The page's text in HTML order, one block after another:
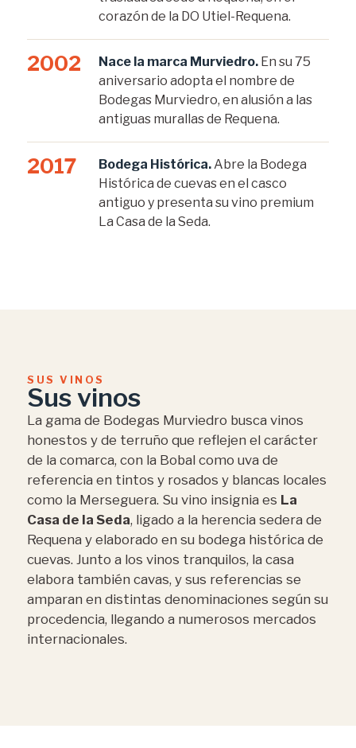
corazón de la DO Utiel-Requena.
2002 Nace la marca Murviedro. En su 75
aniversario adopta el nombre de
Bodegas Murviedro, en alusión a las
antiguas murallas de Requena.
2017 Bodega Histórica. Abre la Bodega
Histórica de cuevas en el casco
antiguo y presenta su vino premium
La Casa de la Seda.
SUS VINOS
Sus vinos
La gama de Bodegas Murviedro busca vinos
honestos y de terruño que reflejen el carácter
de la comarca, con la Bobal como uva de
referencia en tintos y rosados y blancas locales
como la Merseguera. Su vino insignia es La
Casa de la Seda, ligado a la herencia sedera de
Requena y elaborado en su bodega histórica de
cuevas. Junto a los vinos tranquilos, la casa
elabora también cavas, y sus referencias se
amparan en distintas denominaciones según su
procedencia, llegando a numerosos mercados
internacionales.